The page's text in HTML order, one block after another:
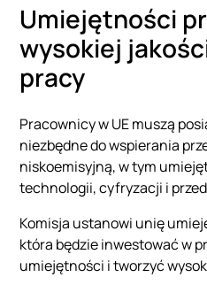
Umiejętności
wysokiej
pracy
Pracownicy w UE muszą
niezbędne do wspierania
niskoemisyjną, w tym
technologii, cyfryzacji i
Komisja ustanowi unię
która będzie inwestować w
umiejętności i tworzyć